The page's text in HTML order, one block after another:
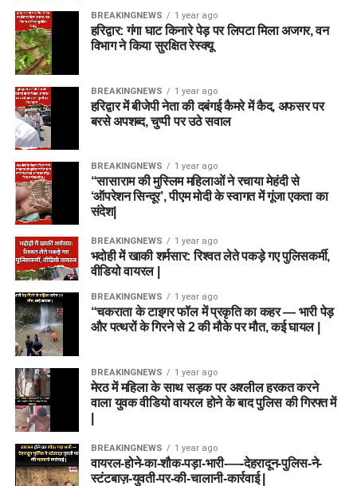
BREAKINGNEWS 1 year ago
हरिद्वार: गंगा घाट किनारे पेड़ पर लिपटा मिला अजगर, वन
विभाग ने किया सुरक्षित रेस्क्यू
BREAKINGNEWS 1 year ago
हरिद्वार में बीजेपी नेता की दबंगई कैमरे में कैद, अफसर पर
बरसे अपशब्द, चुप्पी पर उठे सवाल
BREAKINGNEWS 1 year ago
“सासाराम की मुस्लिम महिलाओं ने रचाया मेहंदी से
‘ऑपरेशन सिन्दूर’, पीएम मोदी के स्वागत में गूंजा एकता का
संदेश|
BREAKINGNEWS 1 year ago
भदोही में खाकी शर्मसार: रिश्वत लेते पकड़े गए पुलिसकर्मी,
वीडियो वायरल |
BREAKINGNEWS 1 year ago
“चकराता के टाइगर फॉल में प्रकृति का कहर — भारी पेड़
और पत्थरों के गिरने से 2 की मौके पर मौत, कई घायल |
BREAKINGNEWS 1 year ago
मेरठ में महिला के साथ सड़क पर अश्लील हरकत करने
वाला युवक वीडियो वायरल होने के बाद पुलिस की गिरफ्त में
BREAKINGNEWS 1 year ago
वायरल-होने-का-शौक-पड़ा-भारी-—-देहरादून-पुलिस-ने-
स्टंटबाज़-युवती-पर-की-चालानी-कार्रवाई |